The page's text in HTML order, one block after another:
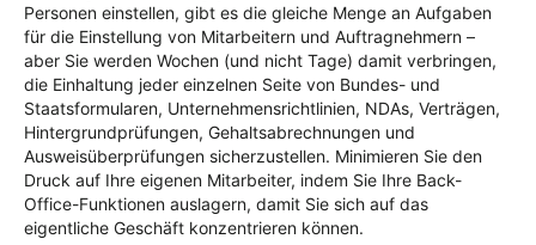
Personen einstellen, gibt es die gleiche Menge an Aufgaben
für die Einstellung von Mitarbeitern und Auftragnehmern –
aber Sie werden Wochen (und nicht Tage) damit verbringen,
die Einhaltung jeder einzelnen Seite von Bundes- und
Staatsformularen, Unternehmensrichtlinien, NDAs, Verträgen,
Hintergrundprüfungen, Gehaltsabrechnungen und
Ausweisüberprüfungen sicherzustellen. Minimieren Sie den
Druck auf Ihre eigenen Mitarbeiter, indem Sie Ihre Back-
Office-Funktionen auslagern, damit Sie sich auf das
eigentliche Geschäft konzentrieren können.